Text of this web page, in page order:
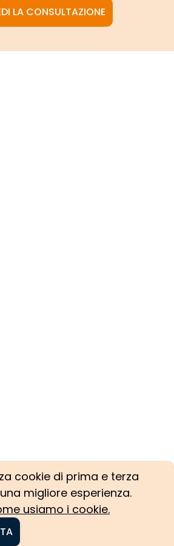
cookie di prima e terza
migliore esperienza.
usiamo i cookie.
LA CONSULTAZIONE